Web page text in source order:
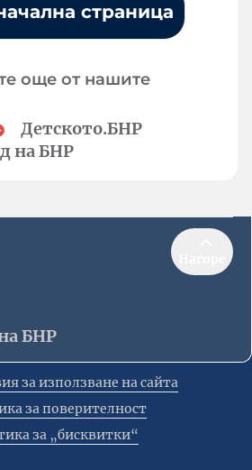
страница
още от нашите
Детското.БНР
на БНР
БНР
за използване на сайта
за поверителност
за „бисквитки“